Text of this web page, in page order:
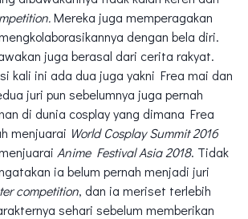
Mereka juga memperagakan
dengan bela diri.
juga berasal dari cerita rakyat.
kali ini ada dua juga yakni Frea mai dan
juri pun sebelumnya juga pernah
di dunia cosplay yang dimana Frea
menjuarai World Cosplay Summit 2016
Anime Festival Asia 2018. Tidak
ia belum pernah menjadi juri
competition, dan ia meriset terlebih
sehari sebelum memberikan